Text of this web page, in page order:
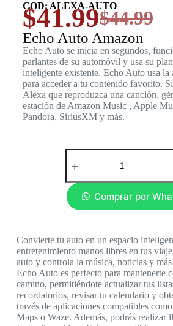
COD: ALEXA-AUTO
$44.99
$41.99
Echo Auto Amazon
Echo Auto se inicia en segundos,
parlantes de su automóvil y usa su
inteligente existente. Echo Auto usa
para acceder a tu contenido favorito.
Alexa que reproduzca una canción,
estación de Amazon Music , Apple
Pandora, SiriusXM y más.
Comprar por
Convierte tu auto en un espacio
entretenimiento manos libres en tus
auto y controla la música, noticias y
Echo Auto es perfecto para mantenerte
camino, permitiéndote actualizar tus
recordatorios, revisar tu calendario y
través de aplicaciones compatibles
Maps o Waze. Además, podrás realizar